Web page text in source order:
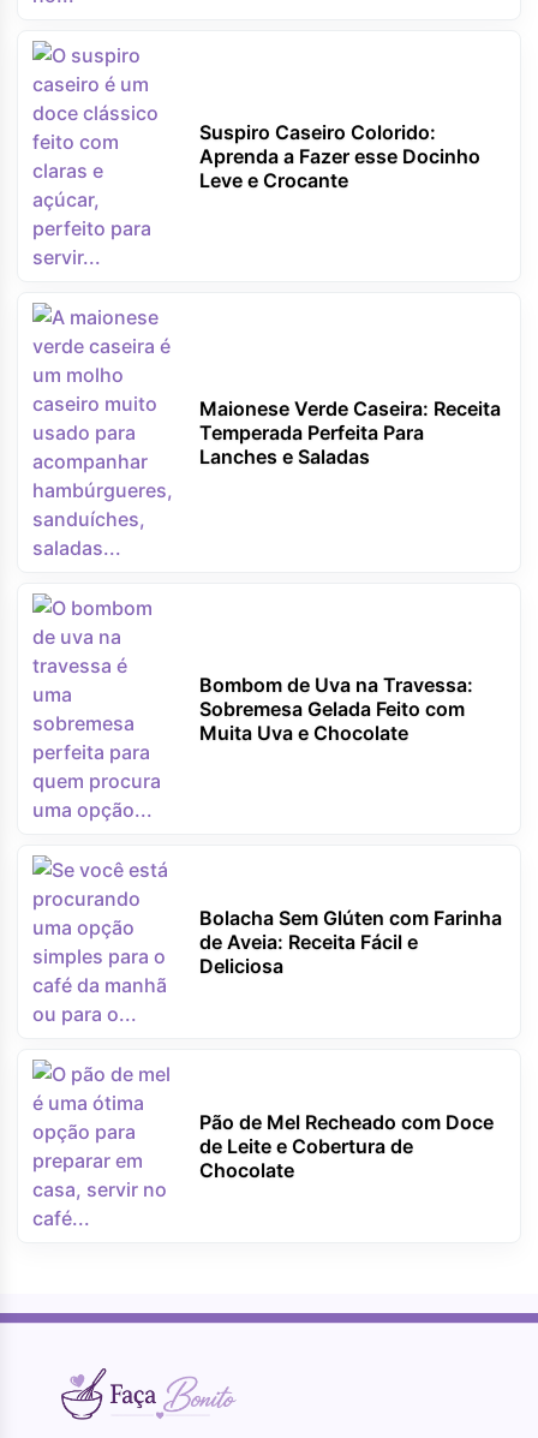
Suspiro Caseiro Colorido:
Aprenda a Fazer esse Docinho
Leve e Crocante
Maionese Verde Caseira: Receita
Temperada Perfeita Para
Lanches e Saladas
Bombom de Uva na Travessa:
Sobremesa Gelada Feito com
Muita Uva e Chocolate
Bolacha Sem Glúten com Farinha
de Aveia: Receita Fácil e
Deliciosa
Pão de Mel Recheado com Doce
de Leite e Cobertura de
Chocolate